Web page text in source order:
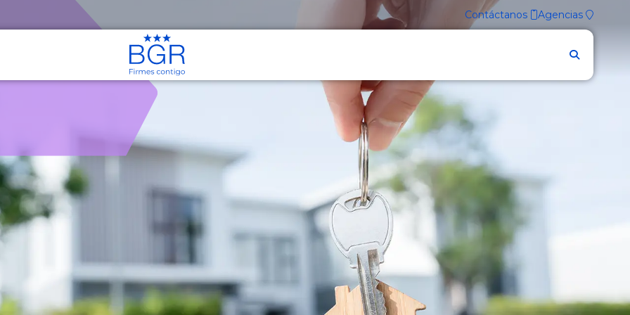
Contáctanos Agencias
Casa
de Consumo
Sueldo en Línea Nuevo
Créditos de
Consolidación
Consolidación de Deudas
Créditos en Línea
Créditos en Línea
Simuladores
Simulador de Crédito
Accede aTU BGR DIGITAL
Conoce lasnuevas funcionalidadesde